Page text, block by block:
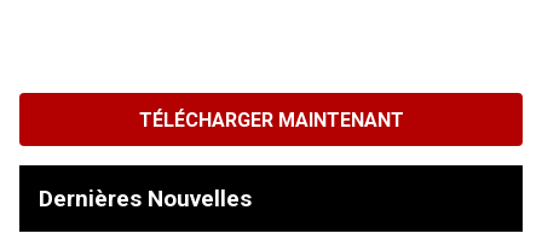
TÉLÉCHARGER MAINTENANT
Dernières Nouvelles